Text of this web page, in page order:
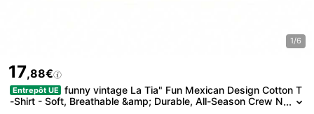
1/6
17,88€
Entrepôt UE
funny vintage La Tia" Fun Mexican Design Cotton T
-Shirt - Soft, Breathable &amp; Durable, All-Season Crew N